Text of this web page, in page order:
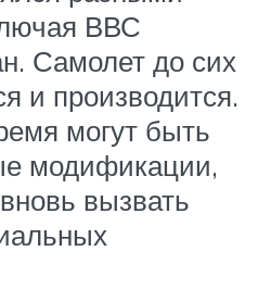
ВВС
Самолет до сих
и производится.
могут быть
модификации,
вызвать